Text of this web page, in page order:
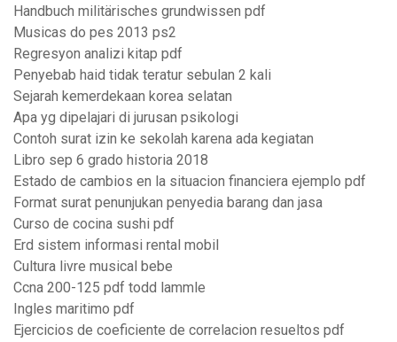
Handbuch militärisches grundwissen pdf
Musicas do pes 2013 ps2
Regresyon analizi kitap pdf
Penyebab haid tidak teratur sebulan 2 kali
Sejarah kemerdekaan korea selatan
Apa yg dipelajari di jurusan psikologi
Contoh surat izin ke sekolah karena ada kegiatan
Libro sep 6 grado historia 2018
Estado de cambios en la situacion financiera ejemplo pdf
Format surat penunjukan penyedia barang dan jasa
Curso de cocina sushi pdf
Erd sistem informasi rental mobil
Cultura livre musical bebe
Ccna 200-125 pdf todd lammle
Ingles maritimo pdf
Ejercicios de coeficiente de correlacion resueltos pdf